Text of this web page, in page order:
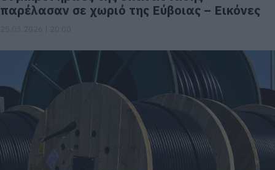
παρέλασαν σε χωριό της Εύβοιας – Εικόνες